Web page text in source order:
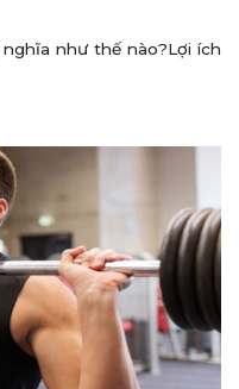
như thế nào?Lợi ích